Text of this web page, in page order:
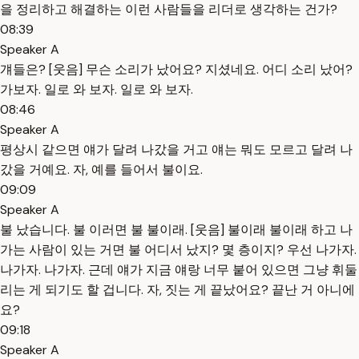
을 정리하고 해결하는 이런 사람들을 리더로 생각하는 건가?
08:39
Speaker A
걔들은? [웃음] 무슨 소리가 났어요? 지셨네요. 어디 소리 났어?
가보자. 일로 와 보자. 일로 와 보자.
08:46
Speaker A
평상시 같으면 얘가 달려 나갔을 거고 얘는 뭐도 모르고 달려 나
갔을 거예요. 자, 예를 들어서 불이요.
09:09
Speaker A
불 났습니다. 불 이러면 불 불이래. [웃음] 불이래 불이래 하고 나
가는 사람이 있는 거면 불 어디서 났지? 몇 층이지? 우선 나가자.
나가자. 나가자. 근데 얘가 지금 얘랑 너무 붙어 있으면 그냥 휘둘
리는 게 되기도 할 겁니다. 자, 짓는 게 끝났어요? 끝난 거 아니에
요?
09:18
Speaker A